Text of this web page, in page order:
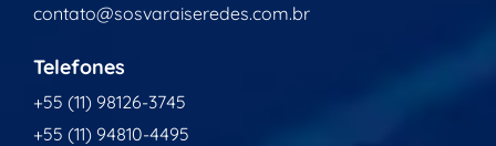
contato@sosvaraiseredes.com.br
Telefones
+55 (11) 98126-3745
+55 (11) 94810-4495